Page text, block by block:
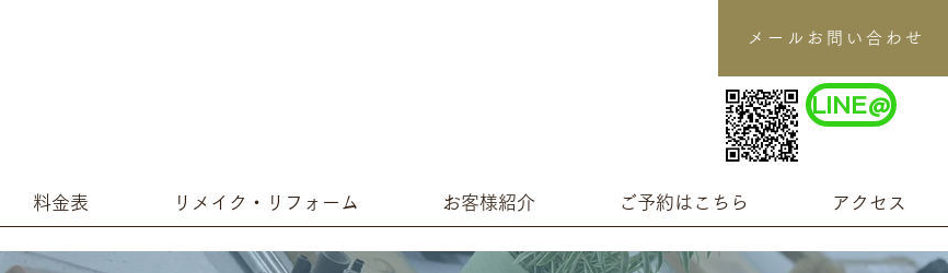
メールお問い合わせ
LINE@
料金表 リメイク・リフォーム お客様紹介 ご予約はこちら アクセス